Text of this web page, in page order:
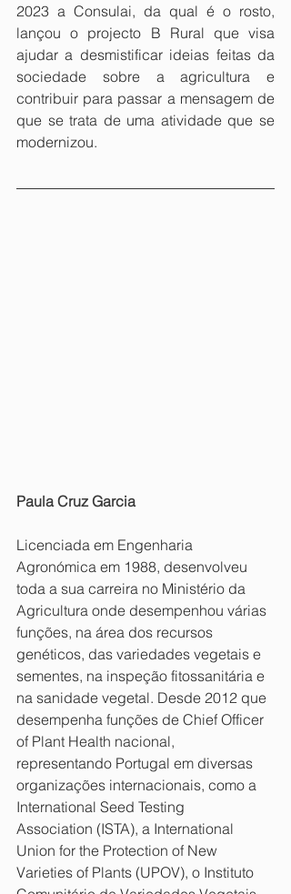
2023 a Consulai, da qual é o rosto,
lançou o projecto B Rural que visa
ajudar a desmistificar ideias feitas da
sociedade sobre a agricultura e
contribuir para passar a mensagem de
que se trata de uma atividade que se
modernizou.
Paula Cruz Garcia
Licenciada em Engenharia
Agronómica em 1988, desenvolveu
toda a sua carreira no Ministério da
Agricultura onde desempenhou várias
funções, na área dos recursos
genéticos, das variedades vegetais e
sementes, na inspeção fitossanitária e
na sanidade vegetal. Desde 2012 que
desempenha funções de Chief Officer
of Plant Health nacional,
representando Portugal em diversas
organizações internacionais, como a
International Seed Testing
Association (ISTA), a International
Union for the Protection of New
Varieties of Plants (UPOV), o Instituto